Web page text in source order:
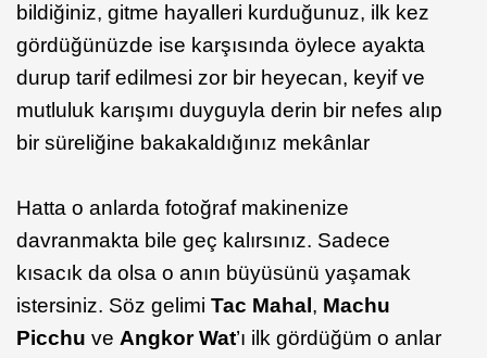
bildiğiniz, gitme hayalleri kurduğunuz, ilk kez
gördüğünüzde ise karşısında öylece ayakta
durup tarif edilmesi zor bir heyecan, keyif ve
mutluluk karışımı duyguyla derin bir nefes alıp
bir süreliğine bakakaldığınız mekânlar
Hatta o anlarda fotoğraf makinenize
davranmakta bile geç kalırsınız. Sadece
kısacık da olsa o anın büyüsünü yaşamak
istersiniz. Söz gelimi Tac Mahal , Machu
Picchu ve Angkor Wat’ı ilk gördüğüm o anlar